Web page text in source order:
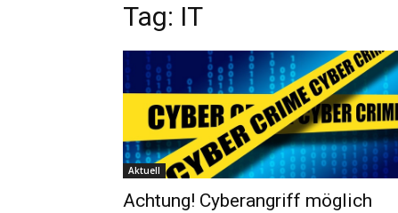
Tag: IT
Aktuell
Achtung! Cyberangriff möglich